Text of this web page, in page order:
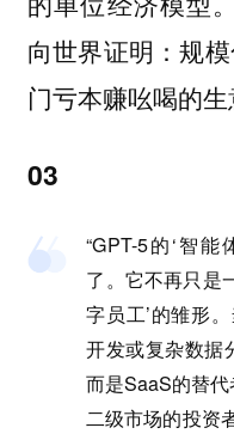
向世界证明：规
门亏本赚吆喝的生
03
“GPT-5的‘智
了。它不再只是
字员工’的雏形
开发或复杂数据
而是SaaS的替代
二级市场的投资